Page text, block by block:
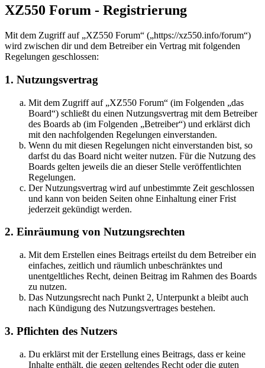
XZ550 Forum - Registrierung
Mit dem Zugriff auf „XZ550 Forum“ („https://xz550.info/forum“)
wird zwischen dir und dem Betreiber ein Vertrag mit folgenden
Regelungen geschlossen:
1. Nutzungsvertrag
Mit dem Zugriff auf „XZ550 Forum“ (im Folgenden „das
Board“) schließt du einen Nutzungsvertrag mit dem Betreiber
des Boards ab (im Folgenden „Betreiber“) und erklärst dich
mit den nachfolgenden Regelungen einverstanden.
Wenn du mit diesen Regelungen nicht einverstanden bist, so
darfst du das Board nicht weiter nutzen. Für die Nutzung des
Boards gelten jeweils die an dieser Stelle veröffentlichten
Regelungen.
Der Nutzungsvertrag wird auf unbestimmte Zeit geschlossen
und kann von beiden Seiten ohne Einhaltung einer Frist
jederzeit gekündigt werden.
2. Einräumung von Nutzungsrechten
Mit dem Erstellen eines Beitrags erteilst du dem Betreiber ein
einfaches, zeitlich und räumlich unbeschränktes und
unentgeltliches Recht, deinen Beitrag im Rahmen des Boards
zu nutzen.
Das Nutzungsrecht nach Punkt 2, Unterpunkt a bleibt auch
nach Kündigung des Nutzungsvertrages bestehen.
3. Pflichten des Nutzers
Du erklärst mit der Erstellung eines Beitrags, dass er keine
Inhalte enthält, die gegen geltendes Recht oder die guten